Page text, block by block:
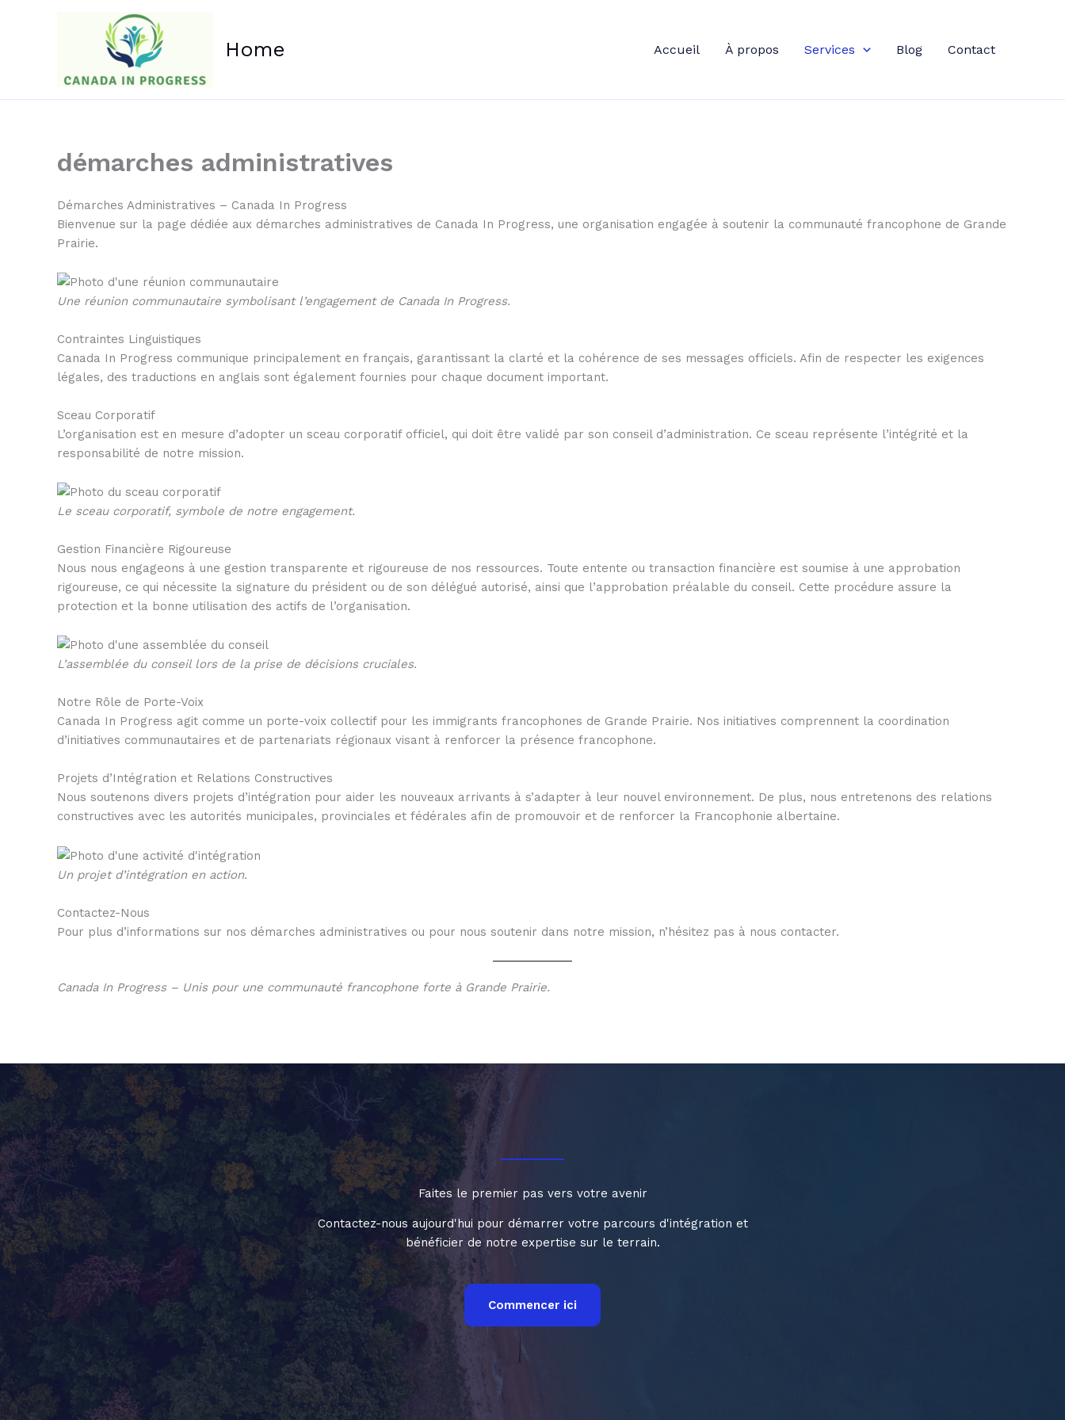
Home Accueil À propos Services Blog Contact
démarches administratives
Démarches Administratives – Canada In Progress
Bienvenue sur la page dédiée aux démarches administratives de Canada In Progress, une organisation engagée à soutenir la communauté francophone de Grande
Prairie.
Une réunion communautaire symbolisant l’engagement de Canada In Progress.
Contraintes Linguistiques
Canada In Progress communique principalement en français, garantissant la clarté et la cohérence de ses messages officiels. Afin de respecter les exigences
légales, des traductions en anglais sont également fournies pour chaque document important.
Sceau Corporatif
L’organisation est en mesure d’adopter un sceau corporatif officiel, qui doit être validé par son conseil d’administration. Ce sceau représente l’intégrité et la
responsabilité de notre mission.
Le sceau corporatif, symbole de notre engagement.
Gestion Financière Rigoureuse
Nous nous engageons à une gestion transparente et rigoureuse de nos ressources. Toute entente ou transaction financière est soumise à une approbation
rigoureuse, ce qui nécessite la signature du président ou de son délégué autorisé, ainsi que l’approbation préalable du conseil. Cette procédure assure la
protection et la bonne utilisation des actifs de l’organisation.
L’assemblée du conseil lors de la prise de décisions cruciales.
Notre Rôle de Porte-Voix
Canada In Progress agit comme un porte-voix collectif pour les immigrants francophones de Grande Prairie. Nos initiatives comprennent la coordination
d’initiatives communautaires et de partenariats régionaux visant à renforcer la présence francophone.
Projets d’Intégration et Relations Constructives
Nous soutenons divers projets d’intégration pour aider les nouveaux arrivants à s’adapter à leur nouvel environnement. De plus, nous entretenons des relations
constructives avec les autorités municipales, provinciales et fédérales afin de promouvoir et de renforcer la Francophonie albertaine.
Un projet d’intégration en action.
Contactez-Nous
Pour plus d’informations sur nos démarches administratives ou pour nous soutenir dans notre mission, n’hésitez pas à nous contacter.
Canada In Progress – Unis pour une communauté francophone forte à Grande Prairie.
Faites le premier pas vers votre avenir
Contactez-nous aujourd'hui pour démarrer votre parcours d'intégration et
bénéficier de notre expertise sur le terrain.
Commencer ici